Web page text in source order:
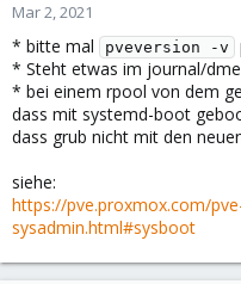
Mar 2, 2021
* bitte mal pveversion -v
* Steht etwas im journal/
* bei einem rpool von dem
dass mit systemd-boot
dass grub nicht mit den
siehe:
https://pve.proxmox.com/
sysadmin.html#sysboot